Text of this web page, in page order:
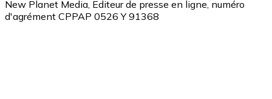
New Planet Media, Editeur de presse en ligne, numéro
d'agrément CPPAP 0526 Y 91368